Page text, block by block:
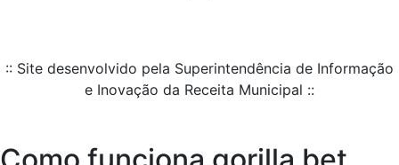
:: Site desenvolvido pela Superintendência de Informação
e Inovação da Receita Municipal ::